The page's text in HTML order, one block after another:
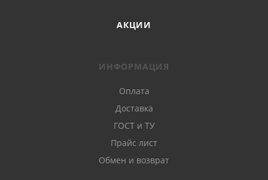
АКЦИИ
ИНФОРМАЦИЯ
Оплата
Доставка
ГОСТ и ТУ
Прайс лист
Обмен и возврат